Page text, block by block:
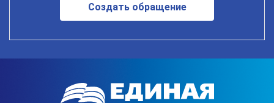
Создать обращение